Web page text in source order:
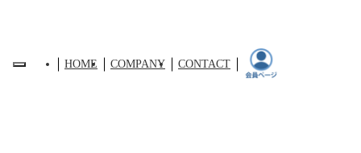
HOME COMPANY CONTACT